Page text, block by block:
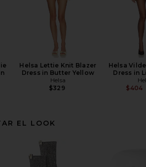
Helsa Lettie Knit Blazer
Dress in Butter Yellow
Helsa
$329
Helsa
Dress in
$404
EL LOOK